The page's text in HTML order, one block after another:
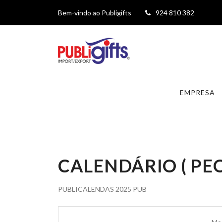
Bem-vindo ao Publigifts 924 810 382
EMPRESA
CALENDÁRIO (
PUBLICALENDAS 2025 PUB